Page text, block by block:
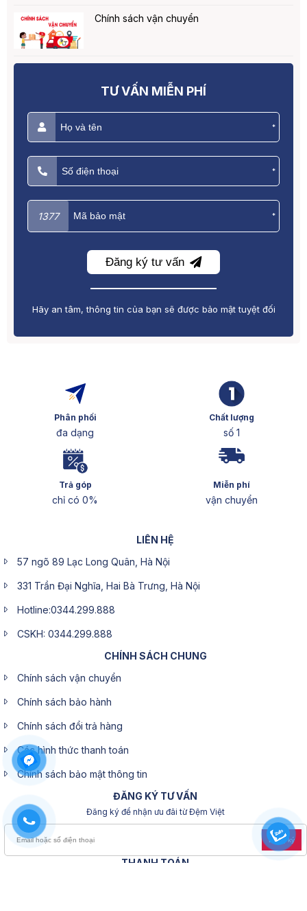
Chính sách vận chuyển
TƯ VẤN MIỄN PHÍ
*
*
1377 *
Đăng ký tư vấn
Hãy an tâm, thông tin của bạn sẽ được bảo mật tuyệt đối
Phân phối
đa dạng
Chất lượng
số 1
Trả góp
chỉ có 0%
Miễn phí
vận chuyển
LIÊN HỆ
57 ngõ 89 Lạc Long Quân, Hà Nội
331 Trần Đại Nghĩa, Hai Bà Trưng, Hà Nội
Hotline:0344.299.888
CSKH: 0344.299.888
CHÍNH SÁCH CHUNG
Chính sách vận chuyển
Chính sách bảo hành
Chính sách đổi trả hàng
Các hình thức thanh toán
Chính sách bảo mật thông tin
ĐĂNG KÝ TƯ VẤN
Đăng ký để nhận ưu đãi từ Đệm Việt
Đăng ký
THANH TOÁN